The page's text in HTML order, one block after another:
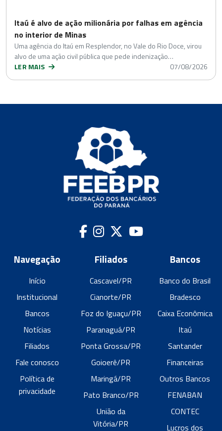
Itaú é alvo de ação milionária por falhas em agência
no interior de Minas
Uma agência do Itaú em Resplendor, no Vale do Rio Doce, virou
alvo de uma ação civil pública que pede indenização…
LER MAIS
07/08/2026
Navegação
Início
Institucional
Bancos
Notícias
Filiados
Fale conosco
Política de
privacidade
Filiados
Cascavel/PR
Cianorte/PR
Foz do Iguaçu/PR
Paranaguá/PR
Ponta Grossa/PR
Goioerê/PR
Maringá/PR
Pato Branco/PR
União da
Vitória/PR
Bancos
Banco do Brasil
Bradesco
Caixa Econômica
Itaú
Santander
Financeiras
Outros Bancos
FENABAN
CONTEC
Lucros dos